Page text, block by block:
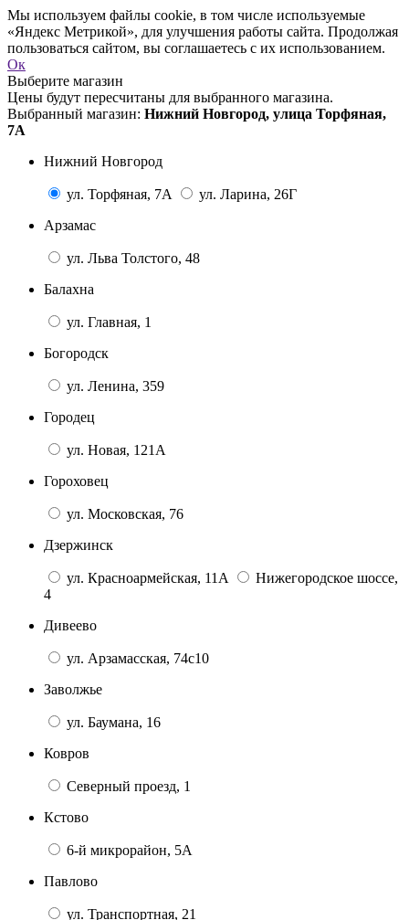
Мы используем файлы cookie, в том числе используемые
«Яндекс Метрикой», для улучшения работы сайта. Продолжая
пользоваться сайтом, вы соглашаетесь с их использованием.
Ок
Выберите магазин
Цены будут пересчитаны для выбранного магазина.
Выбранный магазин: Нижний Новгород, улица Торфяная,
7А
Нижний Новгород
ул. Торфяная, 7А
ул. Ларина, 26Г
Арзамас
ул. Льва Толстого, 48
Балахна
ул. Главная, 1
Богородск
ул. Ленина, 359
Городец
ул. Новая, 121А
Гороховец
ул. Московская, 76
Дзержинск
ул. Красноармейская, 11А
Нижегородское шоссе,
4
Дивеево
ул. Арзамасская, 74с10
Заволжье
ул. Баумана, 16
Ковров
Северный проезд, 1
Кстово
6-й микрорайон, 5А
Павлово
ул. Транспортная, 21